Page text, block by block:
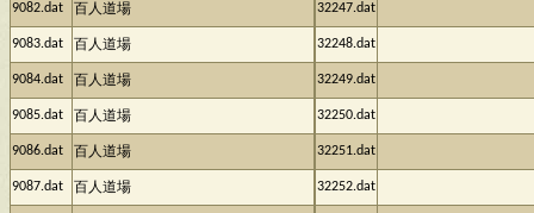
9082.dat 百人道場
9083.dat 百人道場
9084.dat 百人道場
9085.dat 百人道場
9086.dat 百人道場
9087.dat 百人道場
32247.dat
32248.dat
32249.dat
32250.dat
32251.dat
32252.dat